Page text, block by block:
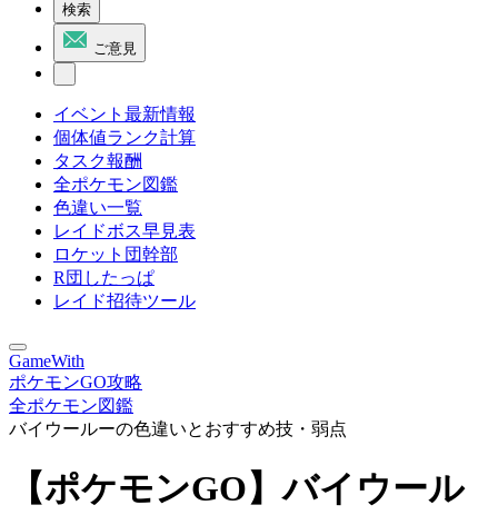
検索
ご意見
イベント最新情報
個体値ランク計算
タスク報酬
全ポケモン図鑑
色違い一覧
レイドボス早見表
ロケット団幹部
R団したっぱ
レイド招待ツール
GameWith
ポケモンGO攻略
全ポケモン図鑑
バイウールーの色違いとおすすめ技・弱点
【ポケモンGO】バイウール